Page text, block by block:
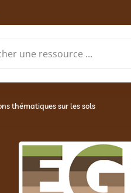
thématiques sur les sols